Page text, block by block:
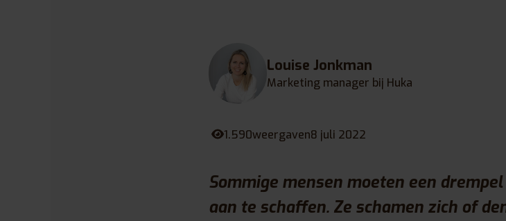
Louise Jonkman
Marketing manager bij Huka
1.590weergaven8 juli 2022
Sommige mensen moeten een
aan te schaffen. Ze schamen zich of